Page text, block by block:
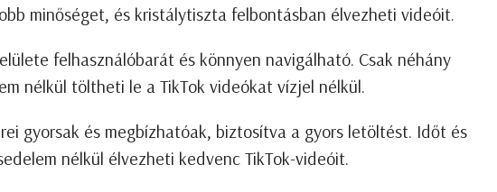
minőséget, és kristálytiszta felbontásban élvezheti videóit.
felhasználóbarát és könnyen navigálható. Csak néhány
nélkül töltheti le a TikTok videókat vízjel nélkül.
gyorsak és megbízhatóak, biztosítva a gyors letöltést. Időt és
nélkül élvezheti kedvenc TikTok-videóit.